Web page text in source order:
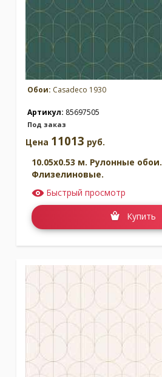
Обои: Casadeco 1930
Артикул: 85697505
Под заказ
Цена 11013 руб.
10.05x0.53 м. Рулонные обои.
Флизелиновые.
Быстрый просмотр
Купить